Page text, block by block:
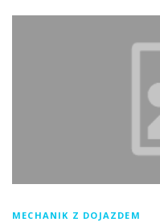
MECHANIK Z DOJAZDEM